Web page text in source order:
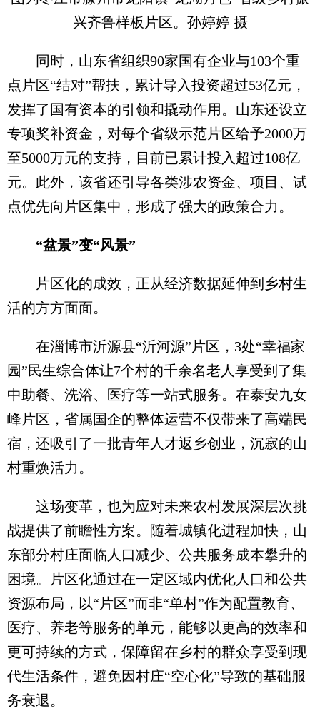
兴齐鲁样板片区。孙婷婷 摄
同时，山东省组织90家国有企业与103个重
点片区“结对”帮扶，累计导入投资超过53亿元，
发挥了国有资本的引领和撬动作用。山东还设立
专项奖补资金，对每个省级示范片区给予2000万
至5000万元的支持，目前已累计投入超过108亿
元。此外，该省还引导各类涉农资金、项目、试
点优先向片区集中，形成了强大的政策合力。
“盆景”变“风景”
片区化的成效，正从经济数据延伸到乡村生
活的方方面面。
在淄博市沂源县“沂河源”片区，3处“幸福家
园”民生综合体让7个村的千余名老人享受到了集
中助餐、洗浴、医疗等一站式服务。在泰安九女
峰片区，省属国企的整体运营不仅带来了高端民
宿，还吸引了一批青年人才返乡创业，沉寂的山
村重焕活力。
这场变革，也为应对未来农村发展深层次挑
战提供了前瞻性方案。随着城镇化进程加快，山
东部分村庄面临人口减少、公共服务成本攀升的
困境。片区化通过在一定区域内优化人口和公共
资源布局，以“片区”而非“单村”作为配置教育、
医疗、养老等服务的单元，能够以更高的效率和
更可持续的方式，保障留在乡村的群众享受到现
代生活条件，避免因村庄“空心化”导致的基础服
务衰退。